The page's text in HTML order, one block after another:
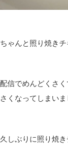
ちゃんと照り焼きチ
配信でめんどくさ
さくなってしまいま
久しぶりに照り焼